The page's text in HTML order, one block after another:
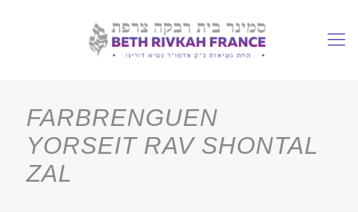
FARBRENGUEN
YORSEIT RAV SHONTAL
ZAL